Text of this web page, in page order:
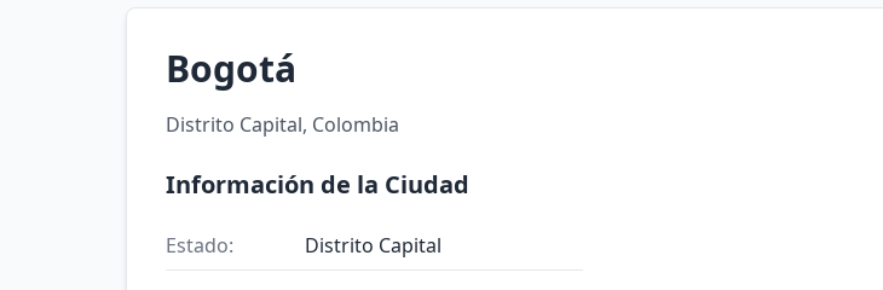
Bogotá
Distrito Capital, Colombia
Información de la Ciudad
Estado: Distrito Capital